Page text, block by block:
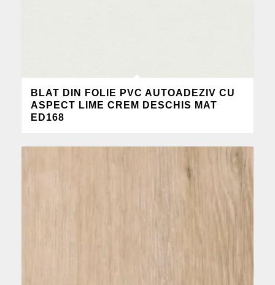
BLAT DIN FOLIE PVC AUTOADEZIV CU
ASPECT LIME CREM DESCHIS MAT
ED168